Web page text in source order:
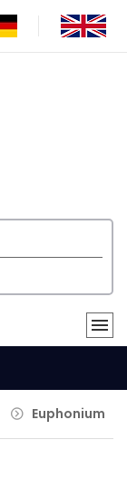
Euphonium